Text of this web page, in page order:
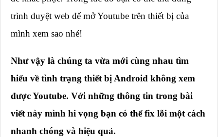
trình duyệt web để mở Youtube trên thiết bị của
mình xem sao nhé!
Như vậy là chúng ta vừa mới cùng nhau tìm
hiểu về tình trạng thiết bị Android không xem
được Youtube. Với những thông tin trong bài
viết này mình hi vọng bạn có thể fix lỗi một cách
nhanh chóng và hiệu quả.